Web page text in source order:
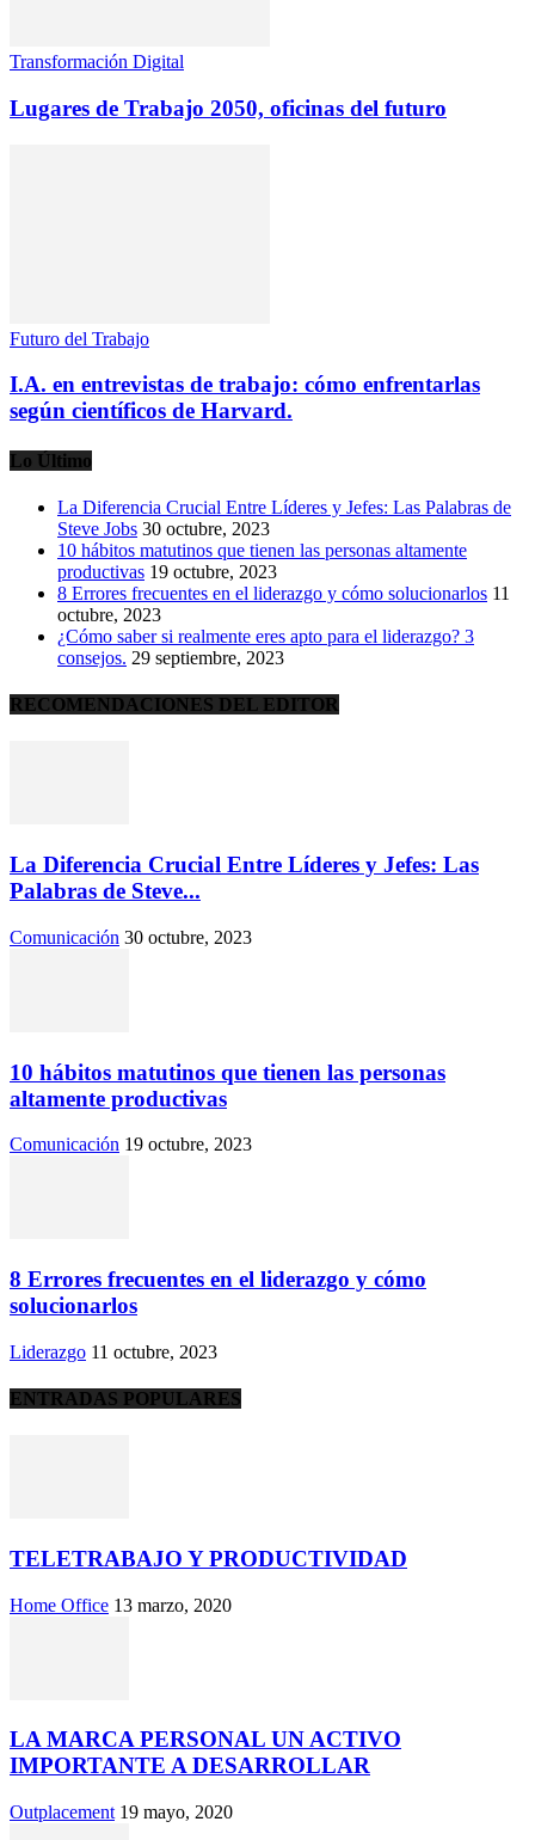
Transformación Digital
Lugares de Trabajo 2050, oficinas del futuro
Futuro del Trabajo
I.A. en entrevistas de trabajo: cómo enfrentarlas
según científicos de Harvard.
Lo Último
La Diferencia Crucial Entre Líderes y Jefes: Las Palabras de
Steve Jobs 30 octubre, 2023
10 hábitos matutinos que tienen las personas altamente
productivas 19 octubre, 2023
8 Errores frecuentes en el liderazgo y cómo solucionarlos 11
octubre, 2023
¿Cómo saber si realmente eres apto para el liderazgo? 3
consejos. 29 septiembre, 2023
RECOMENDACIONES DEL EDITOR
La Diferencia Crucial Entre Líderes y Jefes: Las
Palabras de Steve...
Comunicación 30 octubre, 2023
10 hábitos matutinos que tienen las personas
altamente productivas
Comunicación 19 octubre, 2023
8 Errores frecuentes en el liderazgo y cómo
solucionarlos
Liderazgo 11 octubre, 2023
ENTRADAS POPULARES
TELETRABAJO Y PRODUCTIVIDAD
Home Office 13 marzo, 2020
LA MARCA PERSONAL UN ACTIVO
IMPORTANTE A DESARROLLAR
Outplacement 19 mayo, 2020